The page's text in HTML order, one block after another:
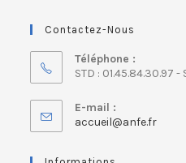
Contactez-Nous
Téléphone :
STD : 01.45.84.30.97 -
E-mail :
accueil@anfe.fr